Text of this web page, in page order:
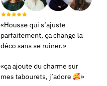
«Housse qui s’ajuste
parfaitement, ça change la
déco sans se ruiner.»
«ça ajoute du charme sur
mes tabourets, j’adore
»